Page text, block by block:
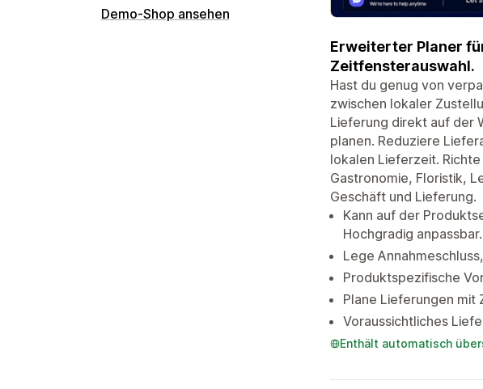
Demo-Shop ansehen
Erweiterter Planer
Zeitfensterauswahl.
Hast du genug von
zwischen lokaler
Lieferung direkt auf der
planen. Reduziere
lokalen Lieferzeit.
Gastronomie, Floristik,
Geschäft und Lieferung.
Kann auf der
Hochgradig anpassbar.
Lege
Produktspezifische
Plane Lieferungen
Voraussichtliches
Enthält automatisch